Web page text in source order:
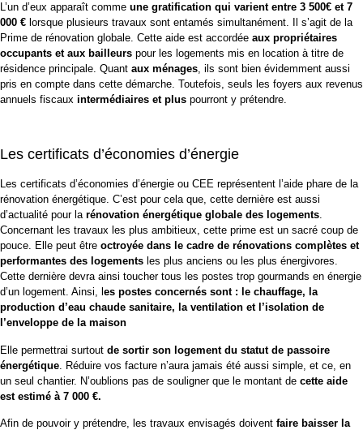
L’un d’eux apparaît comme une gratification qui varient entre 3 500€ et 7
000 € lorsque plusieurs travaux sont entamés simultanément. Il s’agit de la
Prime de rénovation globale. Cette aide est accordée aux propriétaires
occupants et aux bailleurs pour les logements mis en location à titre de
résidence principale. Quant aux ménages, ils sont bien évidemment aussi
pris en compte dans cette démarche. Toutefois, seuls les foyers aux revenus
annuels fiscaux intermédiaires et plus pourront y prétendre.
Les certificats d’économies d’énergie
Les certificats d’économies d’énergie ou CEE représentent l’aide phare de la
rénovation énergétique. C’est pour cela que, cette dernière est aussi
d’actualité pour la rénovation énergétique globale des logements.
Concernant les travaux les plus ambitieux, cette prime est un sacré coup de
pouce. Elle peut être octroyée dans le cadre de rénovations complètes et
performantes des logements les plus anciens ou les plus énergivores.
Cette dernière devra ainsi toucher tous les postes trop gourmands en énergie
d’un logement. Ainsi, l es postes concernés sont : le chauffage, la
production d’eau chaude sanitaire, la ventilation et l’isolation de
l’enveloppe de la maison
Elle permettrai surtout de sortir son logement du statut de passoire
énergétique . Réduire vos facture n’aura jamais été aussi simple, et ce, en
un seul chantier. N’oublions pas de souligner que le montant de cette aide
est estimé à 7 000 €.
Afin de pouvoir y prétendre, les travaux envisagés doivent faire baisser la